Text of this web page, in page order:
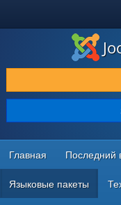
ЗАГРУЗКИ И
ДОКУМЕНТАЦИЯ И
СООБЩЕСТВО И
РЕСУРСЫ ДЛЯ
Главная Последний
Языковые пакеты